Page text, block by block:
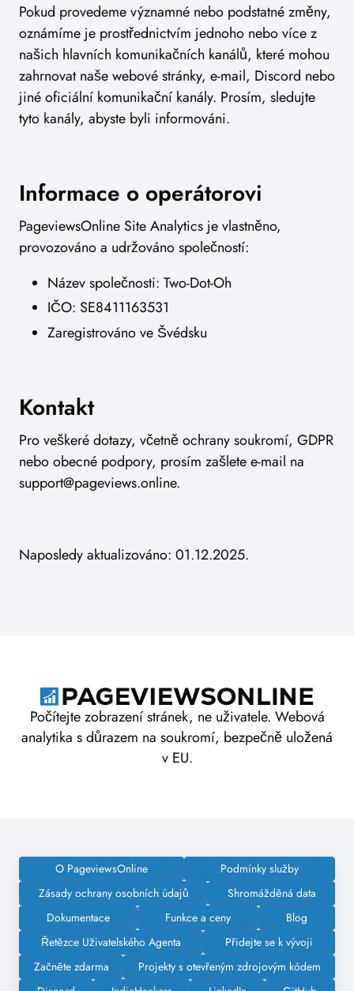
Pokud provedeme významné nebo podstatné změny,
oznámíme je prostřednictvím jednoho nebo více z
našich hlavních komunikačních kanálů, které mohou
zahrnovat naše webové stránky, e-mail, Discord nebo
jiné oficiální komunikační kanály. Prosím, sledujte
tyto kanály, abyste byli informováni.
Informace o operátorovi
PageviewsOnline Site Analytics je vlastněno,
provozováno a udržováno společností:
Název společnosti: Two-Dot-Oh
IČO: SE8411163531
Zaregistrováno ve Švédsku
Kontakt
Pro veškeré dotazy, včetně ochrany soukromí, GDPR
nebo obecné podpory, prosím zašlete e-mail na
support@pageviews.online.
Naposledy aktualizováno: 01.12.2025.
Počítejte zobrazení stránek, ne uživatele. Webová
analytika s důrazem na soukromí, bezpečně uložená
v EU.
O PageviewsOnline
Podmínky služby
Zásady ochrany osobních údajů
Shromážděná data
Dokumentace
Funkce a ceny
Blog
Řetězce Uživatelského Agenta
Přidejte se k vývoji
Začněte zdarma
Projekty s otevřeným zdrojovým kódem